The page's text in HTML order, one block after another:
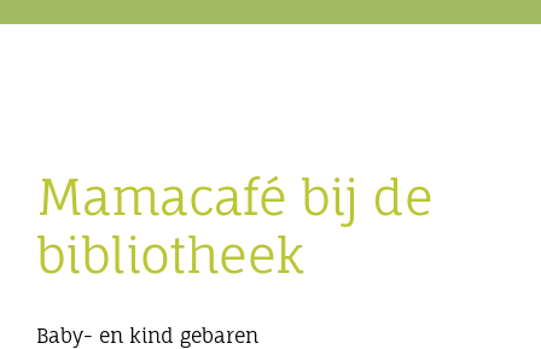
Eibergen onderneemt
Winkels
Bedrijven
Mamacafé bij de
bibliotheek
Baby- en kind gebaren